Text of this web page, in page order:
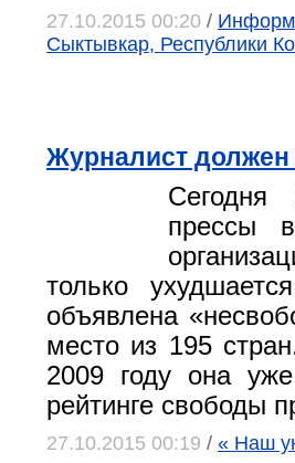
27.10.2015 00:20 /
Сыктывкар, Республики
Журналист
Сегодня
прессы
только
объявлена
место из 195
2009 году она
рейтинге свободы
27.10.2015 00:19 / « Наш